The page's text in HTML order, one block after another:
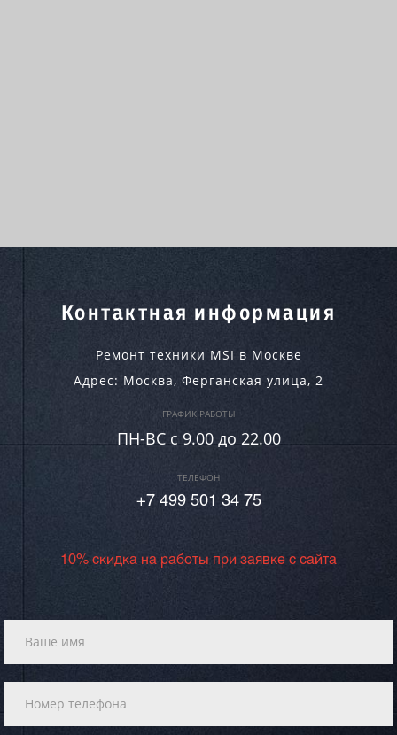
Контактная информация
Ремонт техники MSI в Москве
Адрес: Москва, Ферганская улица, 2
ГРАФИК РАБОТЫ
ПН-ВC c 9.00 до 22.00
ТЕЛЕФОН
+7 499 501 34 75
10% скидка на работы при заявке с сайта